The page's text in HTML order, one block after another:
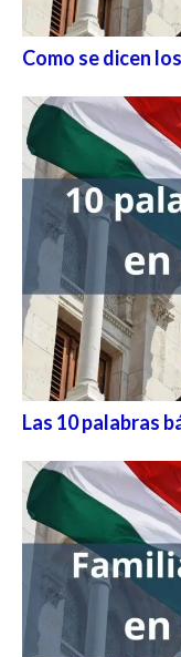
Como se dicen
Las 10 palabras